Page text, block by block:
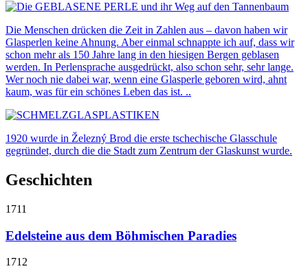
Die Menschen drücken die Zeit in Zahlen aus – davon haben wir
Glasperlen keine Ahnung. Aber einmal schnappte ich auf, dass wir
schon mehr als 150 Jahre lang in den hiesigen Bergen geblasen
werden. In Perlensprache ausgedrückt, also schon sehr, sehr lange.
Wer noch nie dabei war, wenn eine Glasperle geboren wird, ahnt
kaum, was für ein schönes Leben das ist. ..
1920 wurde in Železný Brod die erste tschechische Glasschule
gegründet, durch die die Stadt zum Zentrum der Glaskunst wurde.
Geschichten
1711
Edelsteine ​​aus dem Böhmischen Paradies
1712